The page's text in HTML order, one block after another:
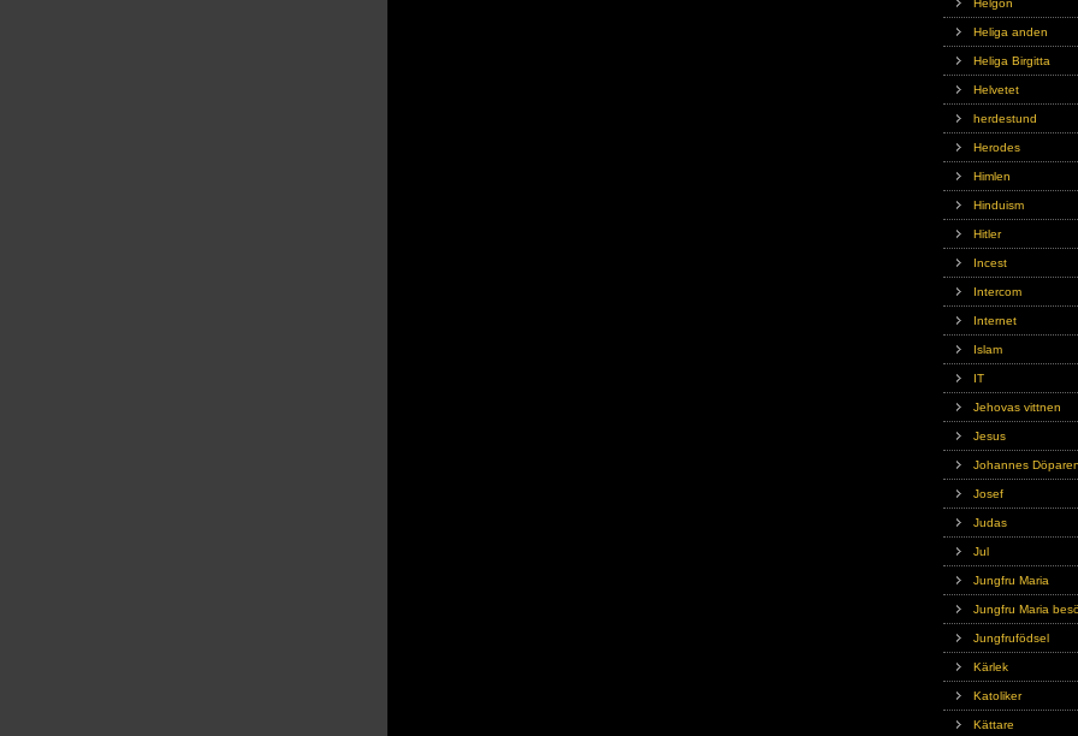
Helgon
Heliga anden
Heliga Birgitta
Helvetet
herdestund
Herodes
Himlen
Hinduism
Hitler
Incest
Intercom
Internet
Islam
IT
Jehovas vittnen
Jesus
Johannes
Josef
Judas
Jul
Jungfru Maria
Jungfru Maria
Jungfrufödsel
Kärlek
Katoliker
Kättare